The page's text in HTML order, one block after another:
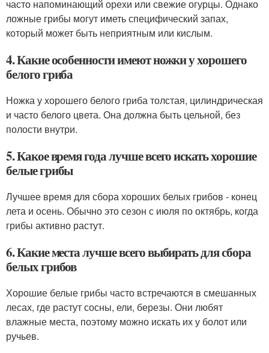
часто напоминающий орехи или свежие огурцы. Однако
ложные грибы могут иметь специфический запах,
который может быть неприятным или кислым.
4. Какие особенности имеют ножки у хорошего
белого гриба
Ножка у хорошего белого гриба толстая, цилиндрическая
и часто белого цвета. Она должна быть цельной, без
полости внутри.
5. Какое время года лучше всего искать хорошие
белые грибы
Лучшее время для сбора хороших белых грибов - конец
лета и осень. Обычно это сезон с июля по октябрь, когда
грибы активно растут.
6. Какие места лучше всего выбирать для сбора
белых грибов
Хорошие белые грибы часто встречаются в смешанных
лесах, где растут сосны, ели, березы. Они любят
влажные места, поэтому можно искать их у болот или
ручьев.